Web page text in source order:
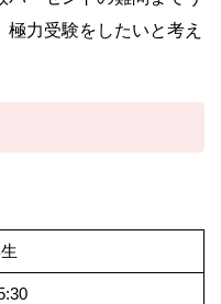
力受験をしたいと考え